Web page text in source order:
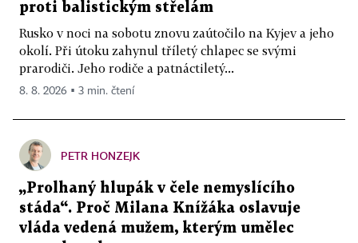
proti balistickým střelám
Rusko v noci na sobotu znovu zaútočilo na Kyjev a jeho
okolí. Při útoku zahynul tříletý chlapec se svými
prarodiči. Jeho rodiče a patnáctiletý...
8. 8. 2026 ▪ 3 min. čtení
PETR HONZEJK
„Prolhaný hlupák v čele nemyslícího
stáda“. Proč Milana Knížáka oslavuje
vláda vedená mužem, kterým umělec